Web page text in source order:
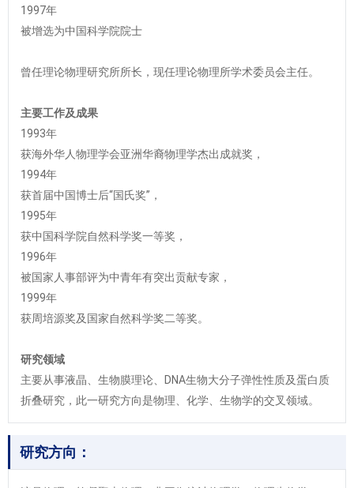
1997年
被增选为中国科学院院士
曾任理论物理研究所所长，现任理论物理所学术委员会主任。
主要工作及成果
1993年
获海外华人物理学会亚洲华裔物理学杰出成就奖，
1994年
获首届中国博士后“国氏奖”，
1995年
获中国科学院自然科学奖一等奖，
1996年
被国家人事部评为中青年有突出贡献专家，
1999年
获周培源奖及国家自然科学奖二等奖。
研究领域
主要从事液晶、生物膜理论、DNA生物大分子弹性性质及蛋白质
折叠研究，此一研究方向是物理、化学、生物学的交叉领域。
研究方向：